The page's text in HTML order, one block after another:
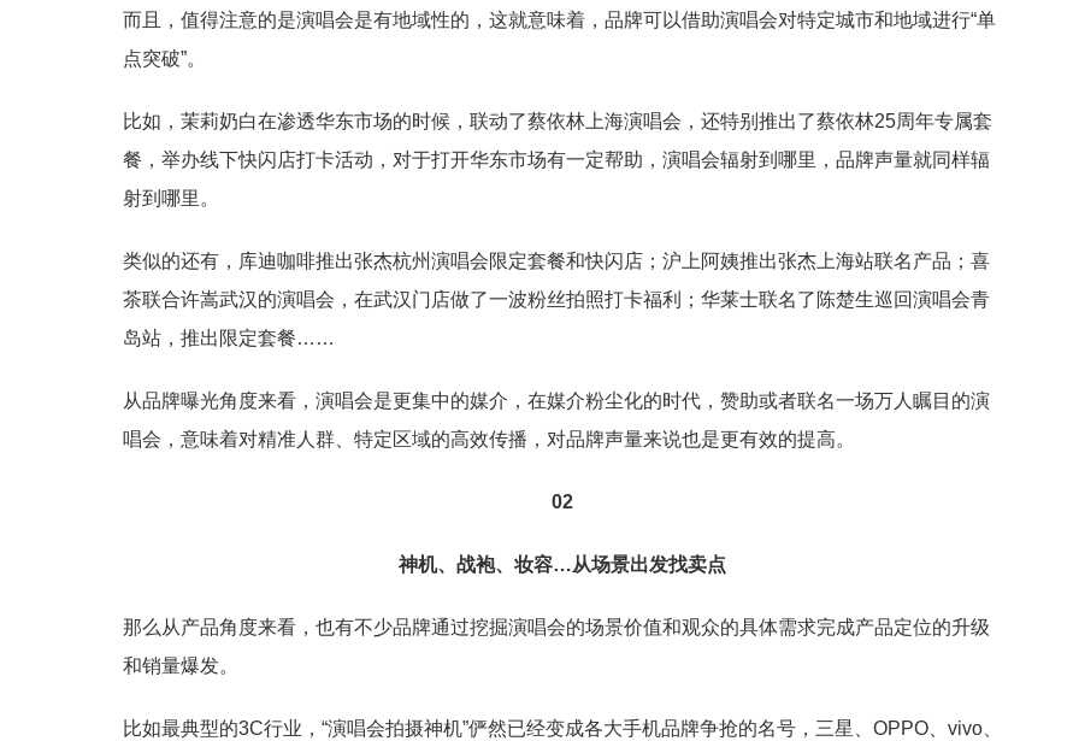
而且，值得注意的是演唱会是有地域性的，这就意味着，品牌可以借助演唱会对特定城市和地域进行“单
点突破”。
比如，茉莉奶白在渗透华东市场的时候，联动了蔡依林上海演唱会，还特别推出了蔡依林25周年专属套
餐，举办线下快闪店打卡活动，对于打开华东市场有一定帮助，演唱会辐射到哪里，品牌声量就同样辐
射到哪里。
类似的还有，库迪咖啡推出张杰杭州演唱会限定套餐和快闪店；沪上阿姨推出张杰上海站联名产品；喜
茶联合许嵩武汉的演唱会，在武汉门店做了一波粉丝拍照打卡福利；华莱士联名了陈楚生巡回演唱会青
岛站，推出限定套餐……
从品牌曝光角度来看，演唱会是更集中的媒介，在媒介粉尘化的时代，赞助或者联名一场万人瞩目的演
唱会，意味着对精准人群、特定区域的高效传播，对品牌声量来说也是更有效的提高。
02
神机、战袍、妆容…从场景出发找卖点
那么从产品角度来看，也有不少品牌通过挖掘演唱会的场景价值和观众的具体需求完成产品定位的升级
和销量爆发。
比如最典型的3C行业，“演唱会拍摄神机”俨然已经变成各大手机品牌争抢的名号，三星、OPPO、vivo、